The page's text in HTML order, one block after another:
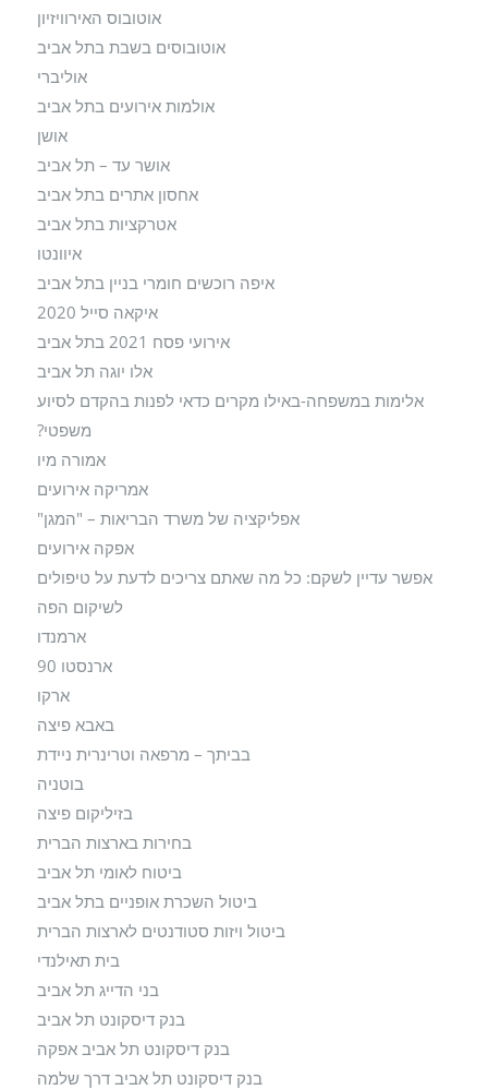
אוטובוס האירוויזיון
אוטובוסים בשבת בתל אביב
אוליברי
אולמות אירועים בתל אביב
אושן
אושר עד – תל אביב
אחסון אתרים בתל אביב
אטרקציות בתל אביב
איוונטו
איפה רוכשים חומרי בניין בתל אביב
איקאה סייל 2020
אירועי פסח 2021 בתל אביב
אלו יוגה תל אביב
אלימות במשפחה-באילו מקרים כדאי לפנות בהקדם לסיוע
משפטי?
אמורה מיו
אמריקה אירועים
אפליקציה של משרד הבריאות – "המגן"
אפקה אירועים
אפשר עדיין לשקם: כל מה שאתם צריכים לדעת על טיפולים
לשיקום הפה
ארמנדו
ארנסטו 90
ארקו
באבא פיצה
בביתך – מרפאה וטרינרית ניידת
בוטניה
בזיליקום פיצה
בחירות בארצות הברית
ביטוח לאומי תל אביב
ביטול השכרת אופניים בתל אביב
ביטול ויזות סטודנטים לארצות הברית
בית תאילנדי
בני הדייג תל אביב
בנק דיסקונט תל אביב
בנק דיסקונט תל אביב אפקה
בנק דיסקונט תל אביב דרך שלמה